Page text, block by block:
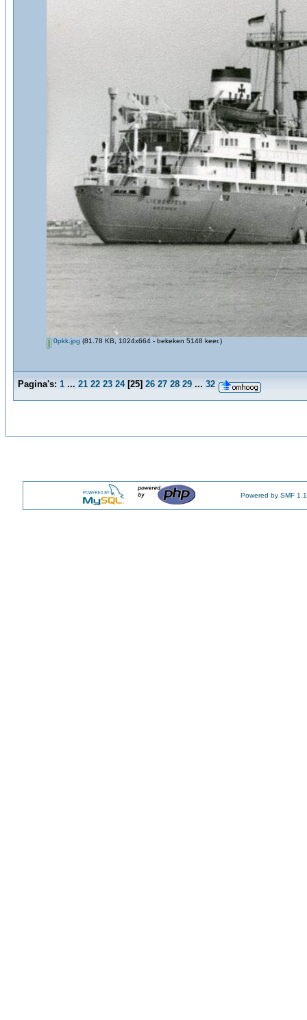
0pkk.jpg (81.78 KB, 1024x664 - bekeken 5148 keer.)
Pagina's: 1 ... 21 22 23 24[25] 26 27 28 29 ... 32
Powered by SMF